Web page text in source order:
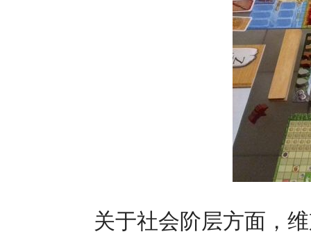
关于社会阶层方面，